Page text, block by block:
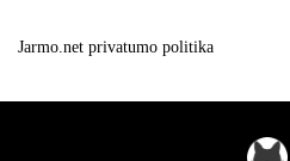
Jarmo.net privatumo politika